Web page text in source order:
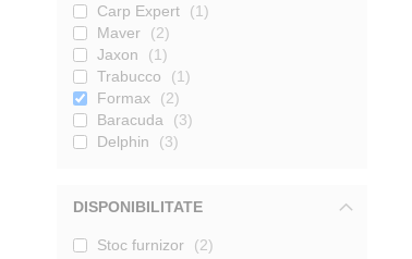
Carp Expert
1
Maver
2
Jaxon
1
Trabucco
1
Formax
2
Baracuda
3
Delphin
3
DISPONIBILITATE
Stoc furnizor 2